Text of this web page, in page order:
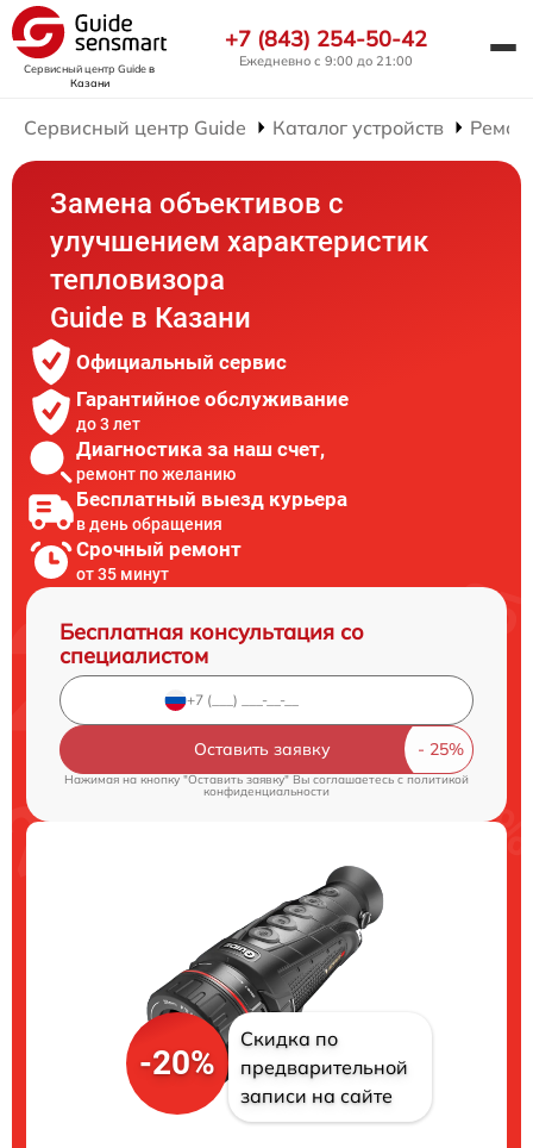
Сервисный центр Guideв
Казани
+7 (843) 254-50-42
Ежедневно с 9:00 до 21:00
Сервисный центр Guide Каталог устройств
Замена объективов с
улучшением характеристик
тепловизора
Guide в Казани
Официальный сервис
Гарантийное обслуживание
до 3 лет
Диагностика за наш счет,
ремонт по желанию
Бесплатный выезд курьера
в день обращения
Срочный ремонт
от 35 минут
Бесплатная консультация со
специалистом
Оставить заявку
Нажимая на кнопку "Оставить заявку" Вы соглашаетесь cполитикой
конфиденциальности
-20%
Скидка по
предварительной
записи на сайте